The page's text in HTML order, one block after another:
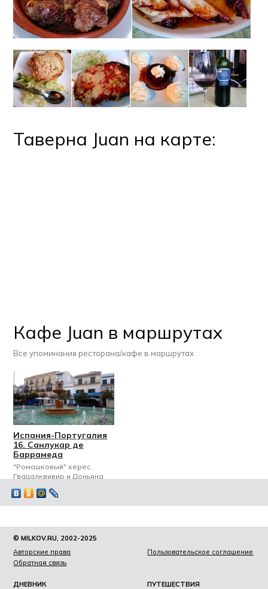
Таверна Juan на карте:
Кафе Juan в маршрутах
Все упоминания ресторана/кафе в маршрутах
Испания-Португалия
16. Санлукар де
Баррамеда
"Ромашковый" херес,
Гвадалквивир и Доньяна
© MILKOV.RU, 2002-2025
Авторские права
Пользовательское соглашение
Обратная связь
ДНЕВНИК ПУТЕШЕСТВИЯ